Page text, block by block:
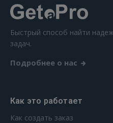
Быстрый способ найти
задач.
Подробнее о нас
Как это работает
Как создать заказ